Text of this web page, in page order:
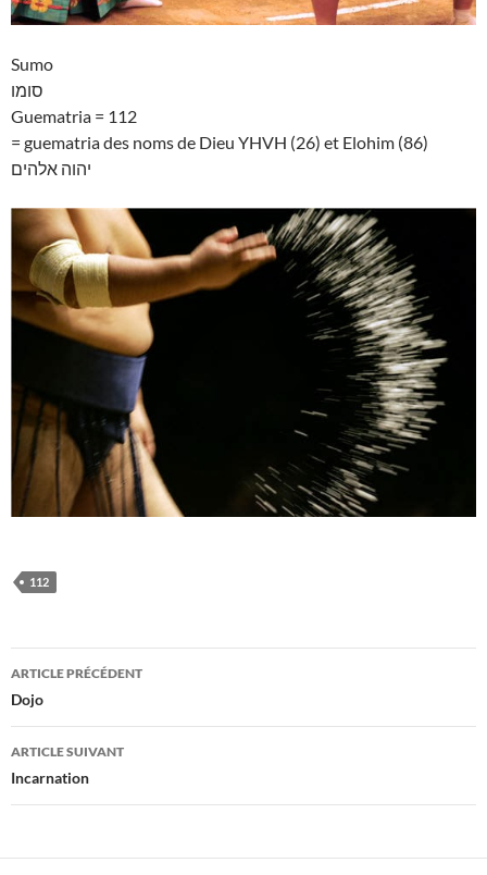
Sumo
סומו
Guematria = 112
= guematria des noms de Dieu YHVH (26) et Elohim (86)
יהוה אלהים
112
Navigation
des
articles
ARTICLE PRÉCÉDENT
Dojo
ARTICLE SUIVANT
Incarnation